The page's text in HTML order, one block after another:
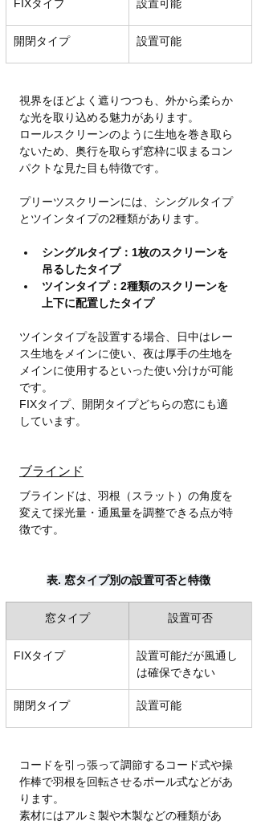
FIXタイプ 設置可能
開閉タイプ 設置可能
視界をほどよく遮りつつも、外から柔らか
な光を取り込める魅力があります。
ロールスクリーンのように生地を巻き取ら
ないため、奥行を取らず窓枠に収まるコン
パクトな見た目も特徴です。
プリーツスクリーンには、シングルタイプ
とツインタイプの2種類があります。
シングルタイプ：1枚のスクリーンを
吊るしたタイプ
ツインタイプ：2種類のスクリーンを
上下に配置したタイプ
ツインタイプを設置する場合、日中はレー
ス生地をメインに使い、夜は厚手の生地を
メインに使用するといった使い分けが可能
です。
FIXタイプ、開閉タイプどちらの窓にも適
しています。
ブラインド
ブラインドは、羽根（スラット）の角度を
変えて採光量・通風量を調整できる点が特
徴です。
表. 窓タイプ別の設置可否と特徴
窓タイプ 設置可否
FIXタイプ
設置可能だが風通し
は確保できない
開閉タイプ 設置可能
コードを引っ張って調節するコード式や操
作棒で羽根を回転させるポール式などがあ
ります。
素材にはアルミ製や木製などの種類があ